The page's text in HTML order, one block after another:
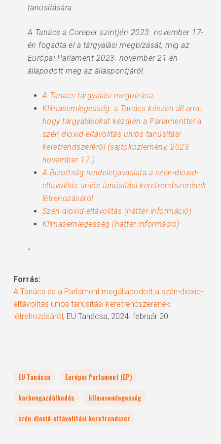
tanúsítására.
A Tanács a Coreper szintjén 2023. november 17-
én fogadta el a tárgyalási megbízását, míg az
Európai Parlament 2023. november 21-én
állapodott meg az álláspontjáról.
A Tanács tárgyalási megbízása
Klímasemlegesség: a Tanács készen áll arra,
hogy tárgyalásokat kezdjen a Parlamenttel a
szén-dioxid-eltávolítás uniós tanúsítási
keretrendszeréről (sajtóközlemény, 2023.
november 17.)
A Bizottság rendeletjavaslata a szén-dioxid-
eltávolítás uniós tanúsítási keretrendszerének
létrehozásáról
Szén-dioxid-eltávolítás (háttér-információ)
Klímasemlegesség (háttér-információ)
”
Forrás:
A Tanács és a Parlament megállapodott a szén-dioxid-
eltávolítás uniós tanúsítási keretrendszerének
létrehozásáról; EU Tanácsa; 2024. február 20.
EU Tanácsa
Európai Parlament (EP)
karbongazdálkodás
klímasemlegesség
szén-dioxid-eltávolítási keretrendszer